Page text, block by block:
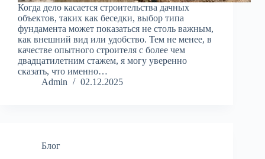
Когда дело касается строительства дачных
объектов, таких как беседки, выбор типа
фундамента может показаться не столь важным,
как внешний вид или удобство. Тем не менее, в
качестве опытного строителя с более чем
двадцатилетним стажем, я могу уверенно
сказать, что именно…
Admin
02.12.2025
Блог